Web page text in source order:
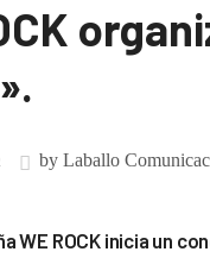
by Laballo
WE ROCK inicia un